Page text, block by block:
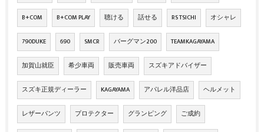
B+COM B+COM PLAY 聴ける 話せる RS TSICHI オシャレ
790DUKE 690 SMCR バーグマン200 TEAMKAGAYAMA
加賀山就臣 希少車両 販売車両 スズキアドバイザー
スズキ正規ディーラー KAGAYAMA アパレル洋品店 ヘルメット
レザーパンツ プロテクター グランピング ご成約